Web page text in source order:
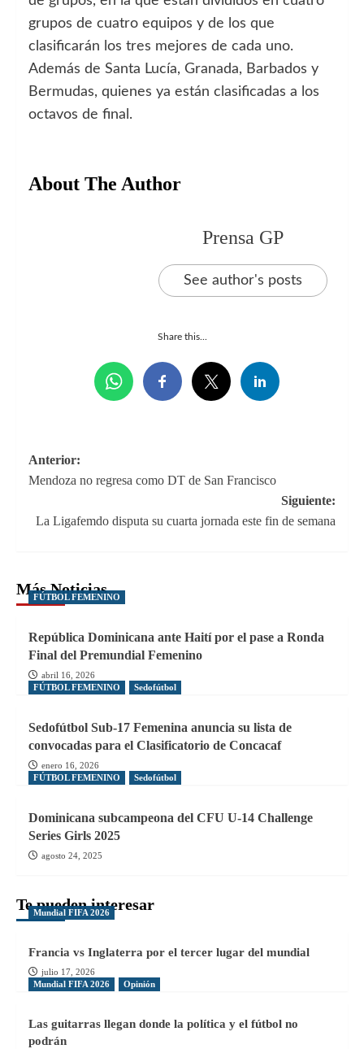
grupos de cuatro equipos y de los que
clasificarán los tres mejores de cada uno.
Además de Santa Lucía, Granada, Barbados y
Bermudas, quienes ya están clasificadas a los
octavos de final.
About The Author
Prensa GP
See author's posts
Share this...
Navegación
de
entradas
Anterior:
Mendoza no regresa como DT de San Francisco
Siguiente:
La Ligafemdo disputa su cuarta jornada este fin de semana
Más Noticias
FÚTBOL FEMENINO
República Dominicana ante Haití por el pase a Ronda
Final del Premundial Femenino
abril 16, 2026
FÚTBOL FEMENINO
Sedofútbol
Sedofútbol Sub-17 Femenina anuncia su lista de
convocadas para el Clasificatorio de Concacaf
enero 16, 2026
FÚTBOL FEMENINO
Sedofútbol
Dominicana subcampeona del CFU U-14 Challenge
Series Girls 2025
agosto 24, 2025
Te pueden interesar
Mundial FIFA 2026
Francia vs Inglaterra por el tercer lugar del mundial
julio 17, 2026
Mundial FIFA 2026
Opinión
Las guitarras llegan donde la política y el fútbol no
podrán